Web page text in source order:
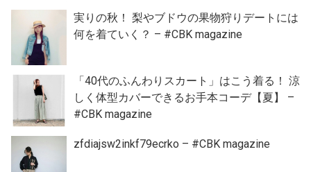
実りの秋！ 梨やブドウの果物狩りデートには
何を着ていく？ – #CBK magazine
「40代のふんわりスカート」はこう着る！ 涼
しく体型カバーできるお手本コーデ【夏】 –
#CBK magazine
zfdiajsw2inkf79ecrko – #CBK magazine